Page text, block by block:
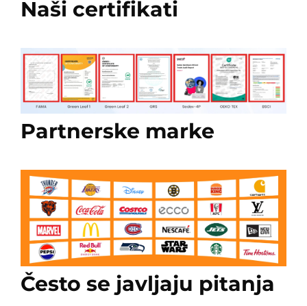
Naši certifikati
Partnerske marke
Često se javljaju pitanja